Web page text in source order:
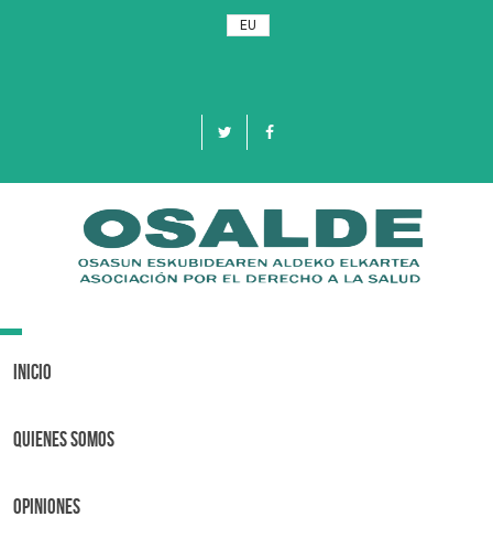
EU
Toggle
Inicio
Quienes Somos
OPINIONES